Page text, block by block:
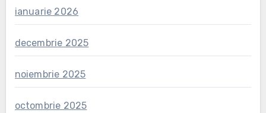
ianuarie 2026
decembrie 2025
noiembrie 2025
octombrie 2025